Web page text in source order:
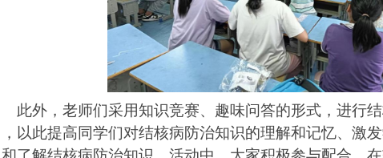
此外，老师们采用知识竞赛、趣味问答的形式，进行
以此提高同学们对结核病防治知识的理解和记忆、激